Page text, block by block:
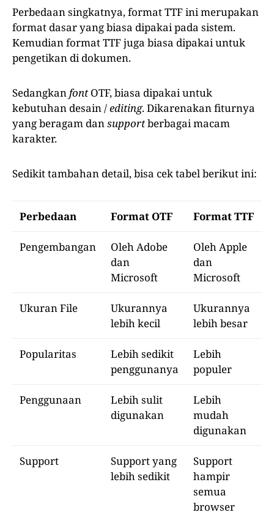
Perbedaan singkatnya, format TTF ini merupakan
format dasar yang biasa dipakai pada sistem.
Kemudian format TTF juga biasa dipakai untuk
pengetikan di dokumen.
SedangkanfontOTF, biasa dipakai untuk
kebutuhan desain /editing. Dikarenakan fiturnya
yang beragam dansupportberbagai macam
karakter.
Sedikit tambahan detail, bisa cek tabel berikut ini:
Perbedaan Format OTF Format TTF
Pengembangan
Oleh Adobe
dan
Microsoft
Oleh Apple
dan
Microsoft
Ukuran File
Ukurannya
lebih kecil
Ukurannya
lebih besar
Popularitas
Lebih sedikit
penggunanya
Lebih
populer
Penggunaan
Lebih sulit
digunakan
Lebih
mudah
digunakan
Support
Support yang
lebih sedikit
Support
hampir
semua
browser